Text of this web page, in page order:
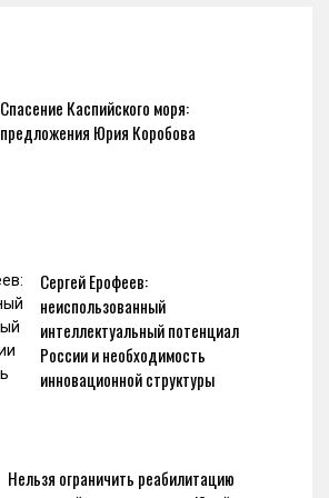
Спасение Каспийского моря:
предложения Юрия Коробова
Сергей Ерофеев:
неиспользованный
интеллектуальный потенциал
России и необходимость
инновационной структуры
Нельзя ограничить реабилитацию